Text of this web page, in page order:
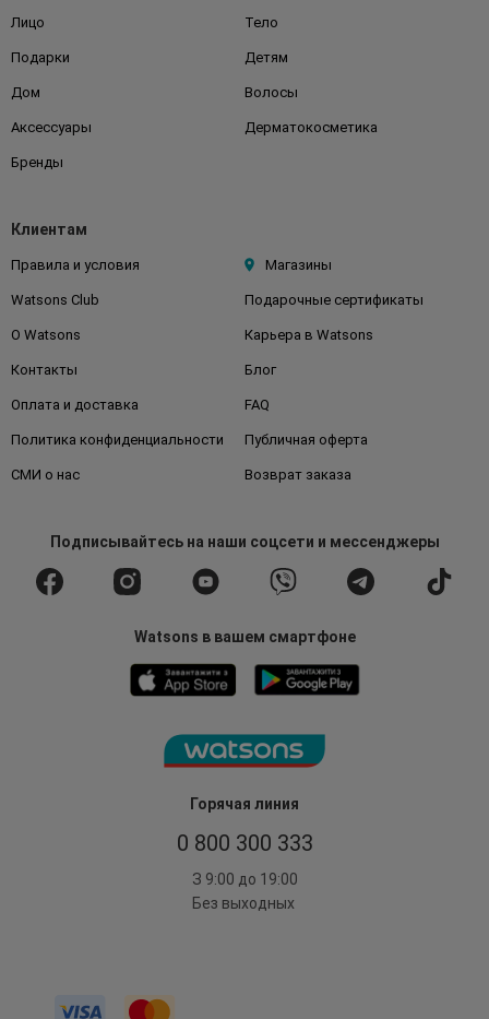
Горячая линия
0 800 300 333
З 9:00 до 19:00
Без выходных
Лицо Тело
Подарки Детям
Дом Волосы
Аксессуары Дерматокосметика
Бренды
Клиентам
Правила и условия Магазины
Watsons Club Подарочные сертификаты
О Watsons Карьера в Watsons
Контакты Блог
Оплата и доставка FAQ
Политика конфиденциальности Публичная оферта
СМИ о нас Возврат заказа
Подписывайтесьна наши соцсети и мессенджеры
Watsons в вашем смартфоне